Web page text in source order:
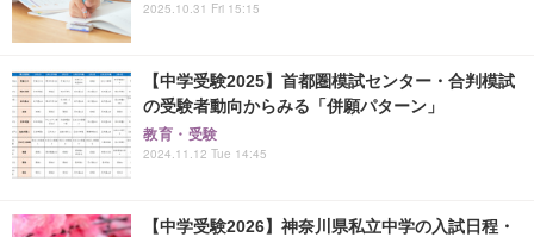
2025.10.31 Fri 15:15
【中学受験2025】首都圏模試センター・合判模試
の受験者動向からみる「併願パターン」
教育・受験
2024.11.12 Tue 14:45
【中学受験2026】神奈川県私立中学の入試日程・